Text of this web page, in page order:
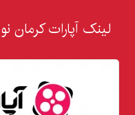
لینک آپارات کرمان نو